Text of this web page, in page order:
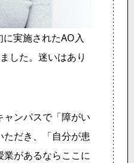
実施されたAO入
した。迷いはあり
ンパスで「障がい
ただき、「自分が患
があるならここに